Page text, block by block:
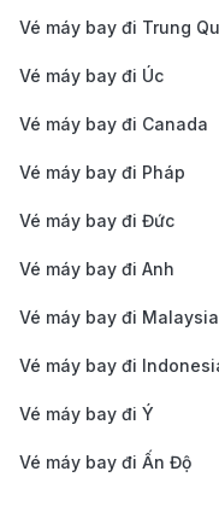
đây là hướng dẫn chi
trung tâm thành phố
Vé máy bay đi Trung
Vé máy bay đi Úc
Vé máy bay đi Canada
Vé máy bay đi Pháp
Vé máy bay đi Đức
Vé máy bay đi Anh
Vé máy bay đi Malaysia
Vé máy bay đi
Vé máy bay đi Ý
Vé máy bay đi Ấn Độ